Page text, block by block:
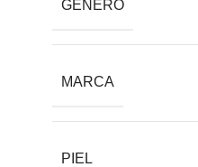
GÉNERO
MARCA
PIEL